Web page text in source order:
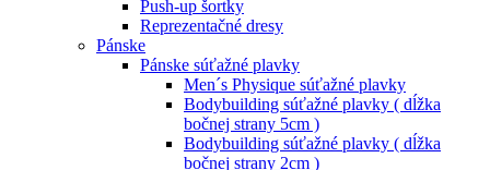
Push-up šortky
Reprezentačné dresy
Pánske
Pánske súťažné plavky
Men´s Physique súťažné plavky
Bodybuilding súťažné plavky ( dĺžka
bočnej strany 5cm )
Bodybuilding súťažné plavky ( dĺžka
bočnej strany 2cm )